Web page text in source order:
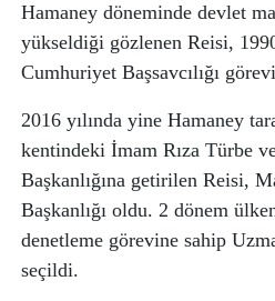
Hamaney döneminde devlet
yükseldiği gözlenen Reisi,
Cumhuriyet Başsavcılığı
2016 yılında yine Hamaney
kentindeki İmam Rıza Türbe
Başkanlığına getirilen Reisi,
Başkanlığı oldu. 2 dönem
denetleme görevine sahip
seçildi.